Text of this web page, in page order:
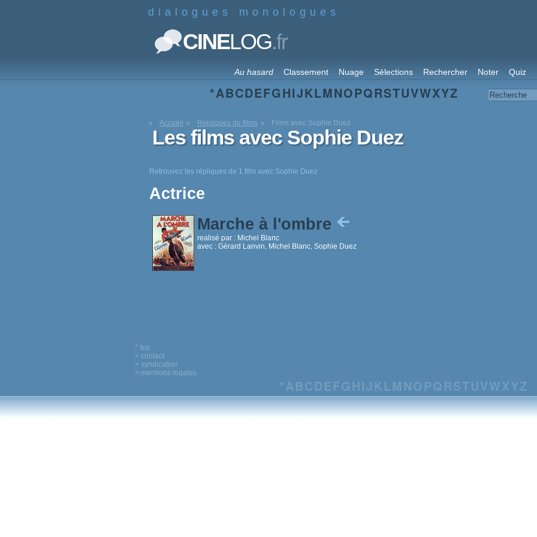
dialogues monologues
CINELOG.fr
Au hasard Classement Nuage Sélections Rechercher Noter Quiz
*ABCDEFGHIJKLMNOPQRSTUVWXYZ
Accueil Répliques de films Films avec Sophie Duez
Les films avec Sophie Duez
Retrouvez les répliques de 1 film avec Sophie Duez
Actrice
Marche à l'ombre
realisé par : Michel Blanc
avec : Gérard Lanvin, Michel Blanc, Sophie Duez
^ top
> contact
> syndication
> mentions legales
*ABCDEFG HIJ KLM NO PQRSTUVWXYZ